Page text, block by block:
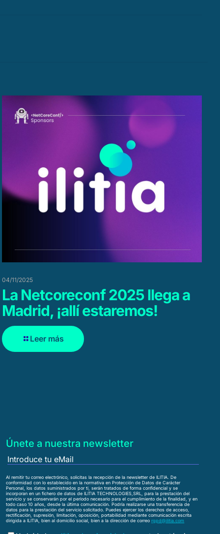
04/11/2025
La Netcoreconf 2025 llega a
Madrid, ¡allí estaremos!
Leer más
Únete a nuestra newsletter
Al remitir tu correo electrónico, solicitas la recepción de la newsletter de ILITIA. De
conformidad con lo establecido en la normativa en Protección de Datos de Carácter
Personal, los datos suministrados por ti, serán tratados de forma confidencial y se
incorporan en un fichero de datos de ILITIA TECHNOLOGIES,SRL, para la prestación del
servicio y se conservarán por el período necesario para el cumplimiento de la finalidad, y en
todo caso 10 años, desde la última comunicación. Podría realizarse una transferencia de
datos para la prestación del servicio solicitado. Puedes ejercer los derechos de acceso,
rectificación, supresión, limitación, oposición, portabilidad mediante comunicación escrita
dirigida a ILITIA, bien al domicilio social, bien a la dirección de correorgpd@ilitia.com